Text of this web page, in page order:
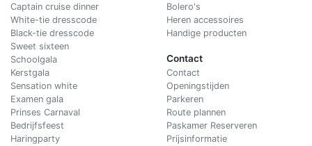
Captain cruise dinner
White-tie dresscode
Black-tie dresscode
Sweet sixteen
Schoolgala
Kerstgala
Sensation white
Examen gala
Prinses Carnaval
Bedrijfsfeest
Haringparty
Bolero's
Heren accessoires
Handige producten
Contact
Contact
Openingstijden
Parkeren
Route plannen
Paskamer Reserveren
Prijsinformatie